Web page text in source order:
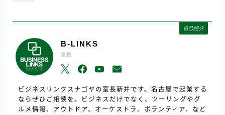
自己紹介
B-LINKS
室長
ビジネスリンクスナゴヤの室長新井です。名古屋で起業する
ならぜひご相談を。ビジネスだけでなく、ツーリングやグ
ルメ情報、アウトドア、オーケストラ、ボランティア、など